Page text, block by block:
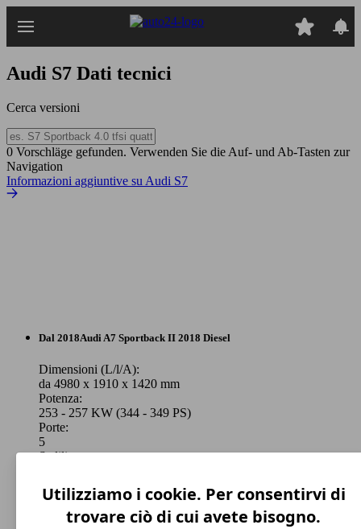
Audi S7 Dati tecnici
Cerca versioni
0 Vorschläge gefunden. Verwenden Sie die Auf- und Ab-Tasten zur
Navigation
Informazioni aggiuntive su Audi S7
Dal 2018Audi A7 Sportback II 2018 Diesel
Dimensioni (L/l/A):
da 4980 x 1910 x 1420 mm
Potenza:
253 - 257 KW (344 - 349 PS)
Porte:
5
Sedili:
Bagagliaio:
525 - 1380 Litri
Capacità di traino:
Utilizziamo i cookie. Per consentirvi di
trovare ciò di cui avete bisogno.